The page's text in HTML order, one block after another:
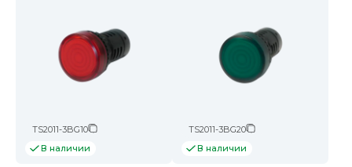
TS2011-3BG10
В наличии
TS2011-3BG20
В наличии